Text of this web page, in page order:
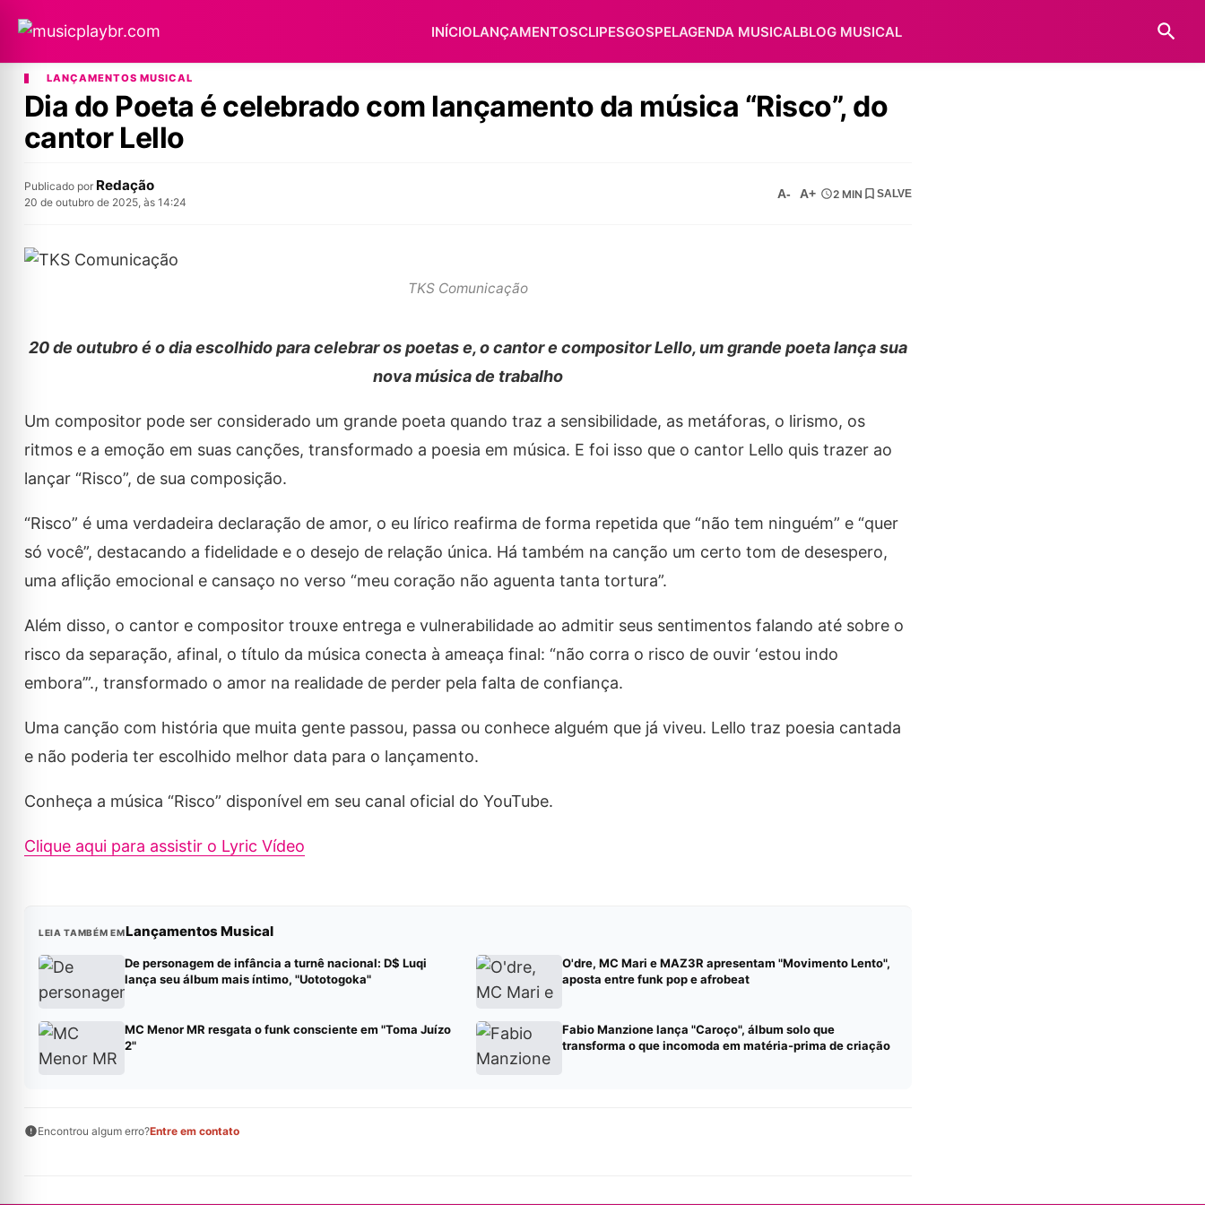
INÍCIOLANÇAMENTOSCLIPESGOSPELAGENDA MUSICALBLOG MUSICAL
LANÇAMENTOS MUSICAL
Dia do Poeta é celebrado com lançamento da música “Risco”, do
cantor Lello
Publicado por Redação
20 de outubro de 2025, às 14:24
A- A+ 2 MIN SALVE
TKS Comunicação
20 de outubro é o dia escolhido para celebrar os poetas e, o cantor e compositor Lello, um grande poeta lança sua
nova música de trabalho
Um compositor pode ser considerado um grande poeta quando traz a sensibilidade, as metáforas, o lirismo, os
ritmos e a emoção em suas canções, transformado a poesia em música. E foi isso que o cantor Lello quis trazer ao
lançar “Risco”, de sua composição.
“Risco” é uma verdadeira declaração de amor, o eu lírico reafirma de forma repetida que “não tem ninguém” e “quer
só você”, destacando a fidelidade e o desejo de relação única. Há também na canção um certo tom de desespero,
uma aflição emocional e cansaço no verso “meu coração não aguenta tanta tortura”.
Além disso, o cantor e compositor trouxe entrega e vulnerabilidade ao admitir seus sentimentos falando até sobre o
risco da separação, afinal, o título da música conecta à ameaça final: “não corra o risco de ouvir ‘estou indo
embora’”., transformado o amor na realidade de perder pela falta de confiança.
Uma canção com história que muita gente passou, passa ou conhece alguém que já viveu. Lello traz poesia cantada
e não poderia ter escolhido melhor data para o lançamento.
Conheça a música “Risco” disponível em seu canal oficial do YouTube.
Clique aqui para assistir o Lyric Vídeo
LEIA TAMBÉM EMLançamentos Musical
De personagem de infância a turnê nacional: D$ Luqi
lança seu álbum mais íntimo, "Uototogoka"
O'dre, MC Mari e MAZ3R apresentam "Movimento Lento",
aposta entre funk pop e afrobeat
MC Menor MR resgata o funk consciente em "Toma Juízo
2"
Fabio Manzione lança "Caroço", álbum solo que
transforma o que incomoda em matéria-prima de criação
Encontrou algum erro?Entre em contato